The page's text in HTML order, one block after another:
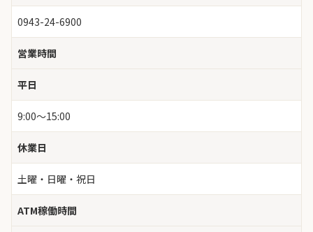
0943-24-6900
営業時間
平日
9:00～15:00
休業日
土曜・日曜・祝日
ATM稼働時間